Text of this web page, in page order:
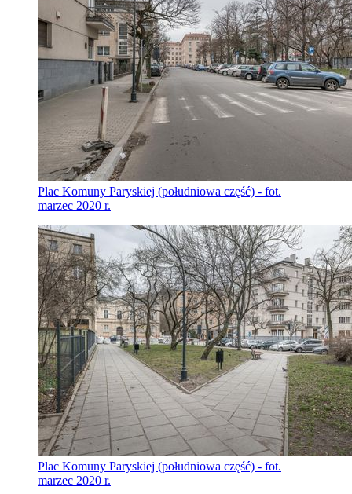
Plac Komuny Paryskiej (południowa część) - fot.
marzec 2020 r.
Plac Komuny Paryskiej (południowa część) - fot.
marzec 2020 r.